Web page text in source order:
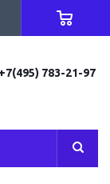
+7(495) 783-21-97